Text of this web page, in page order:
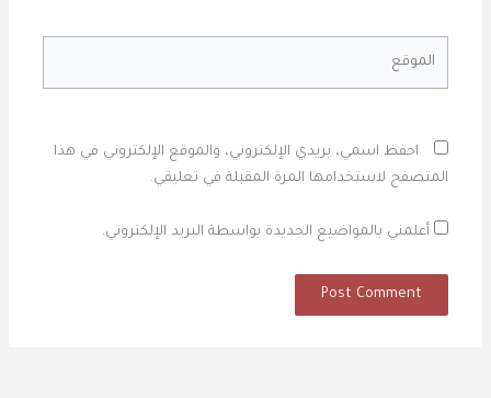
احفظ اسمي، بريدي الإلكتروني، والموقع الإلكتروني في هذا
المتصفح لاستخدامها المرة المقبلة في تعليقي.
أعلمني بالمواضيع الجديدة بواسطة البريد الإلكتروني.